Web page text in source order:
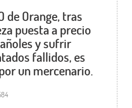
de Orange, tras
puesta a precio
y sufrir
fallidos, es
un mercenario.